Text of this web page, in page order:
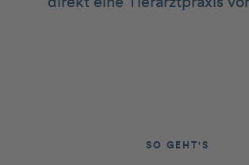
SO GEHT'S